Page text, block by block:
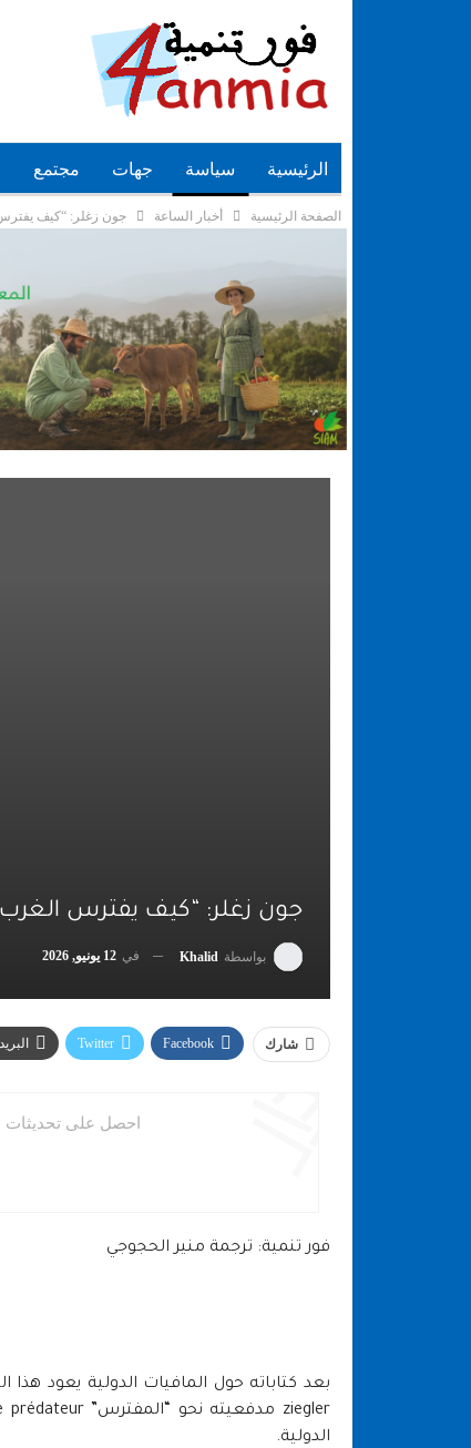
الرئيسية سياسة جهات مجتمع
الصفحة الرئيسية أخبار الساعة جون زغلر: “كيف يفترس
جون زغلر: “كيف يفترس الغرب
بواسطة Khalid في 12 يونيو, 2026
شارك Facebook
Twitter
احصل على تحديثات
فور تنمية: ترجمة منير الحجوجي
الدولية.